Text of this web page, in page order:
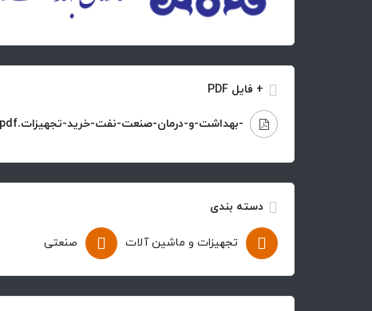
+ فایل PDF
-بهداشت-و-درمان-صنعت-نفت-خرید-تجهیزات.pdf
دسته بندی
تجهیزات و ماشین آلات صنعتی